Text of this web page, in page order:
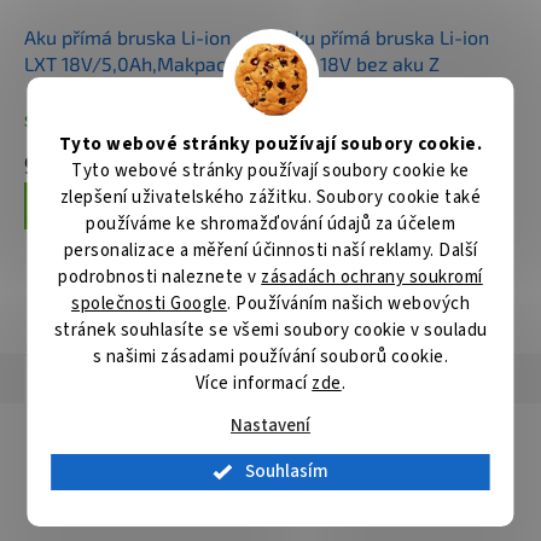
Tyto webové stránky používají soubory cookie.
Tyto webové stránky používají soubory cookie ke
zlepšení uživatelského zážitku. Soubory cookie také
používáme ke shromažďování údajů za účelem
personalizace a měření účinnosti naší reklamy. Další
podrobnosti naleznete v zásadách ochrany soukromí
společnosti Google. Používáním našich webových
stránek souhlasíte se všemi soubory cookie v souladu
s našimi zásadami používání souborů cookie.
Více informacízde.
Nastavení
Souhlasím
Aku přímá bruska Li-ion
LXT 18V/5,0Ah,Makpac
Skladem
9 203 Kč
Do košíku
Aku přímá bruska Li-ion
LXT 18V bez aku Z
Skladem
3 915 Kč
Do košíku
ZOBRAZIT VŠECHNY SOUVISEJÍCÍ PRODUKTY
Diskuze
Detailní popis produktu
GD0600, GD0601, GD0602, GD0800, DGD800, GD0800C, GD0801C,